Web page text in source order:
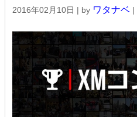
2016年02月10日 | by ワタナベ |